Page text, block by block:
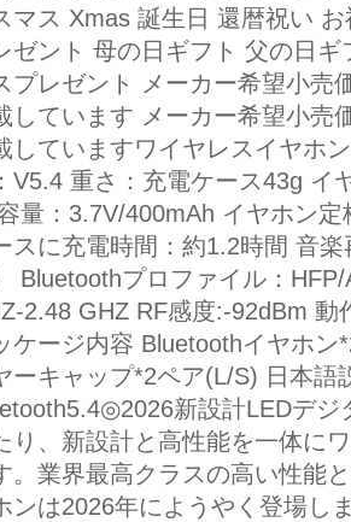
マス Xmas 誕生日 還暦祝い
ゼント 母の日ギフト 父の日
プレゼント メーカー希望小売
しています メーカー希望小売
していますワイヤレスイヤホ
V5.4 重さ：充電ケース43g イ
量：3.7V/400mAh イヤホン
スに充電時間：約1.2時間 音
Bluetoothプロファイル：
2.48 GHZ RF感度:-92dBm
ケージ内容 Bluetoothイヤホ
ーキャップ*2ペア(L/S) 日本語
新設計LEDデ
り、新設計と高性能を一体に
。業界最高クラスの高い性能
ンは2026年にようやく登場し